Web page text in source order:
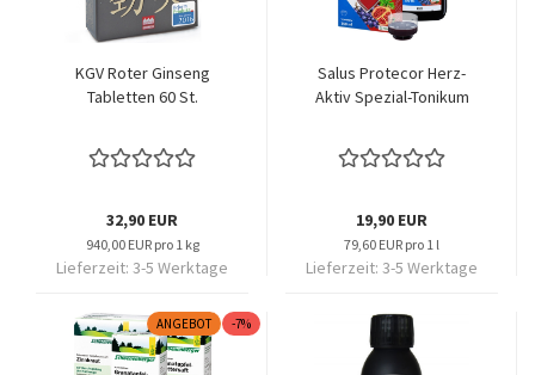
KGV Roter Ginseng
Tabletten 60 St.
32,90 EUR
940,00 EUR pro 1 kg
Lieferzeit: 3-5 Werktage
Salus Protecor Herz-
Aktiv Spezial-Tonikum
19,90 EUR
79,60 EUR pro 1 l
Lieferzeit: 3-5 Werktage
ANGEBOT -7%